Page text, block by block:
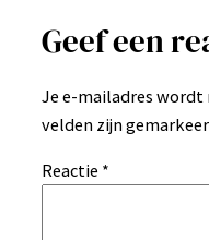
Geef een
Je e-mailadres
velden zijn
Reactie *